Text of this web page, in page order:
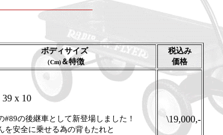
ボディサイズ
（Cm)＆特徴
税込み
価格
x 10
の後継車として新登場しました！
を安全に乗せる為の背もたれと
\19,000,-